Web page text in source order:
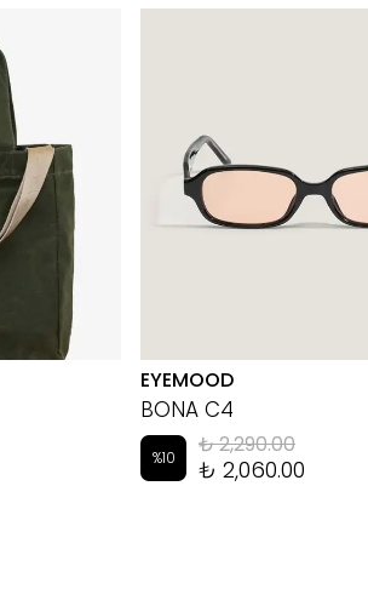
EYEMOOD
BONA C4
%10 ₺ 2,290.00
₺ 2,060.00